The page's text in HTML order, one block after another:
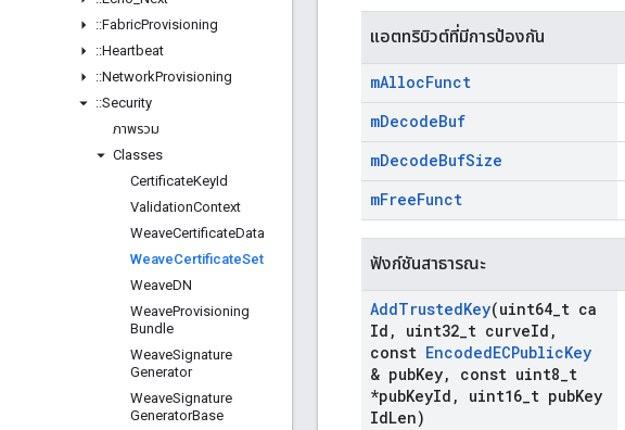
::FabricProvisioning
::Heartbeat
::NetworkProvisioning
::Security
ภาพรวม
Classes
CertificateKeyId
ValidationContext
WeaveCertificateData
WeaveCertificateSet
WeaveDN
WeaveProvisioning
Bundle
WeaveSignature
Generator
WeaveSignature
GeneratorBase
แอตทริบิวต์ที่มีการป้องกัน
mAllocFunct
mDecodeBuf
mDecodeBufSize
mFreeFunct
ฟังก์ชันสาธารณะ
AddTrustedKey(uint64 t ca
Id , uint32 t curveId ,
const EncodedECPublicKey
& pubKey, const uint8 t
*pubKeyId , uint16 t pubKey
IdLen)